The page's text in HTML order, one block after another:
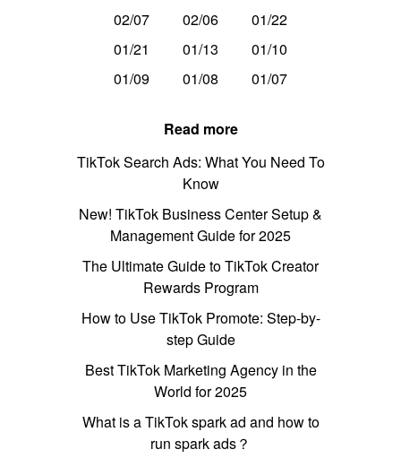
02/07 02/06
01/22
01/21
01/13
01/10
01/09
01/08 01/07
Read more
TikTok Search Ads: What You Need To
Know
New! TikTok Business Center Setup &
Management Guide for 2025
The Ultimate Guide to TikTok Creator
Rewards Program
How to Use TikTok Promote: Step-by-
step Guide
Best TikTok Marketing Agency in the
World for 2025
What is a TikTok spark ad and how to
run spark ads？